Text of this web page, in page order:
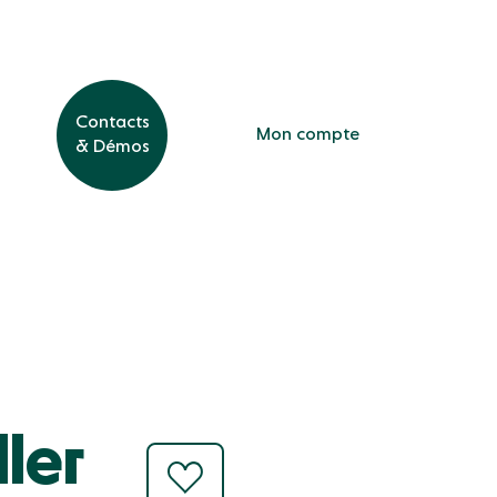
Contacts
& Démos
Mon compte
Contacts
& Démos
Mon compte